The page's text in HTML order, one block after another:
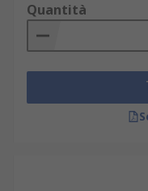
Quantità